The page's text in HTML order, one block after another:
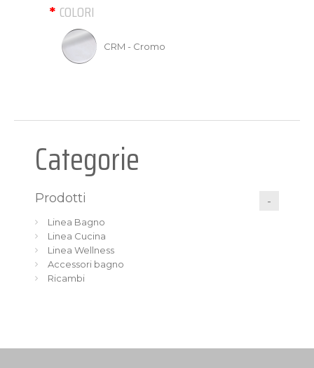
COLORI
CRM - Cromo
Categorie
Prodotti
Linea Bagno
Linea Cucina
Linea Wellness
Accessori bagno
Ricambi